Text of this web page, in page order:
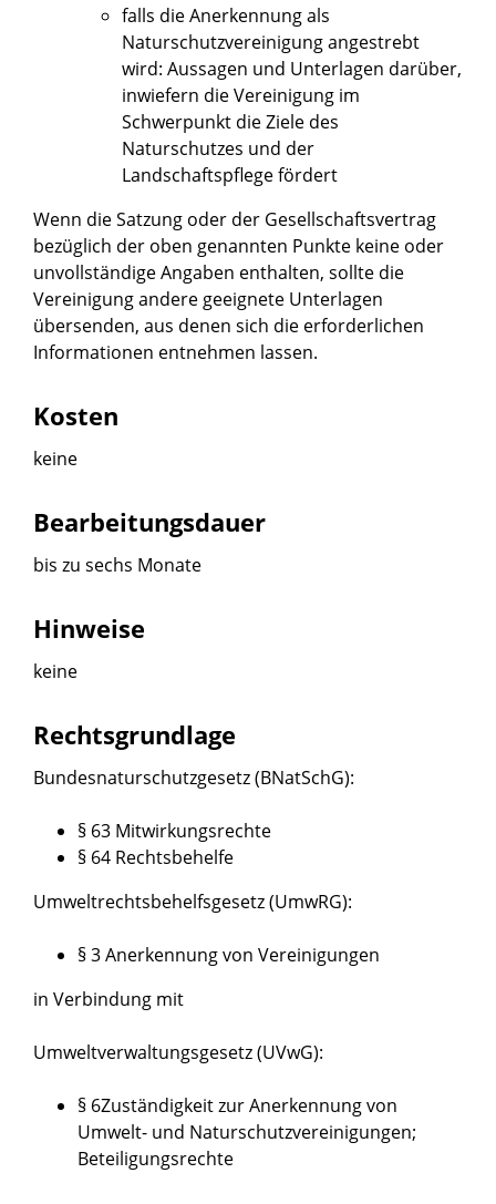
falls die Anerkennung als
Naturschutzvereinigung angestrebt
wird: Aussagen und Unterlagen darüber,
inwiefern die Vereinigung im
Schwerpunkt die Ziele des
Naturschutzes und der
Landschaftspflege fördert
Wenn die Satzung oder der Gesellschaftsvertrag
bezüglich der oben genannten Punkte keine oder
unvollständige Angaben enthalten, sollte die
Vereinigung andere geeignete Unterlagen
übersenden, aus denen sich die erforderlichen
Informationen entnehmen lassen.
Kosten
keine
Bearbeitungsdauer
bis zu sechs Monate
Hinweise
keine
Rechtsgrundlage
Bundesnaturschutzgesetz (BNatSchG):
§ 63 Mitwirkungsrechte
§ 64 Rechtsbehelfe
Umweltrechtsbehelfsgesetz (UmwRG):
§ 3 Anerkennung von Vereinigungen
in Verbindung mit
Umweltverwaltungsgesetz (UVwG):
§ 6Zuständigkeit zur Anerkennung von
Umwelt- und Naturschutzvereinigungen;
Beteiligungsrechte